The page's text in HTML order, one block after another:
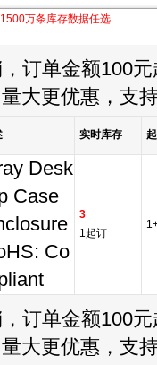
万条库存数据任选
订单金额100元
大更优惠，支
实时库存
Desk
Case
Co
3
1起订
订单金额100元
大更优惠，支